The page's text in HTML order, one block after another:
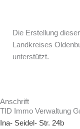
Die Erstellung
Landkreises
unterstützt.
Anschrift
TID Immo Verwaltung
Ina- Seidel- Str. 24b